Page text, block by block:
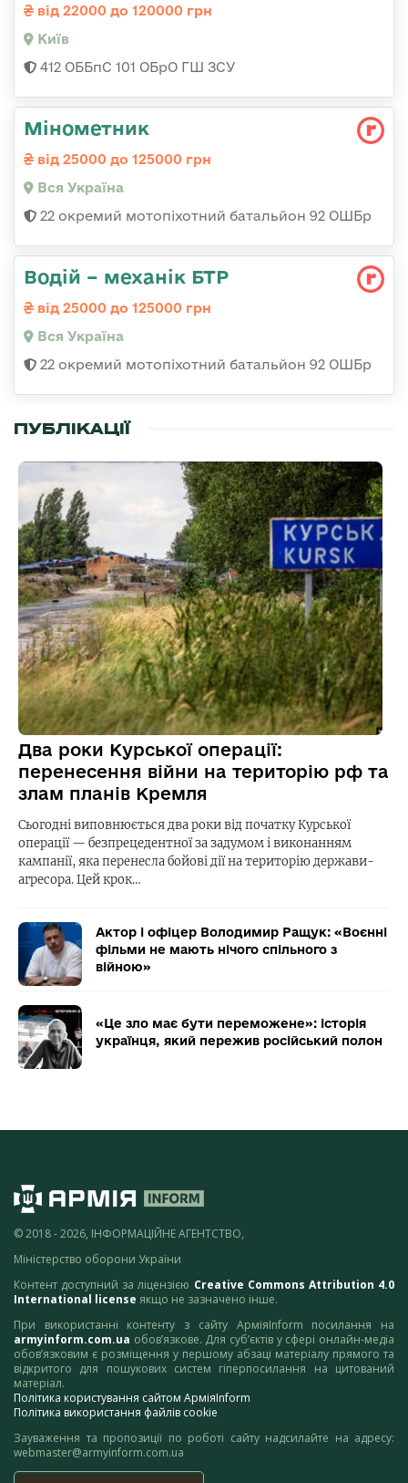
від 22000 до 120000 грн
Київ
412 ОББпС 101 ОБрО ГШ ЗСУ
Мінометник
від 25000 до 125000 грн
Вся Україна
22 окремий мотопіхотний батальйон 92 ОШБр
Водій – механік БТР
від 25000 до 125000 грн
Вся Україна
22 окремий мотопіхотний батальйон 92 ОШБр
ПУБЛІКАЦІЇ
Два роки Курської операції:
перенесення війни на територію рф та
злам планів Кремля
Сьогодні виповнюється два роки від початку Курської
операції — безпрецедентної за задумом і виконанням
кампанії, яка перенесла бойові дії на територію держави-
агресора. Цей крок…
Актор і офіцер Володимир Ращук: «Воєнні
фільми не мають нічого спільного з
війною»
«Це зло має бути переможене»: історія
українця, який пережив російський полон
© 2018 - 2026, ІНФОРМАЦІЙНЕ АГЕНТСТВО,
Міністерство оборони України
Контент доступний за ліцензією Creative Commons Attribution 4.0
International license якщо не зазначено інше.
При використанні контенту з сайту АрміяInform посилання на
armyinform.com.ua обов’язкове. Для суб’єктів у сфері онлайн-медіа
обов’язковим є розміщення у першому абзаці матеріалу прямого та
відкритого для пошукових систем гіперпосилання на цитований
матеріал.
Політика користування сайтом АрміяInform
Політика використання файлів cookie
Зауваження та пропозиції по роботі сайту надсилайте на адресу:
webmaster@armyinform.com.ua